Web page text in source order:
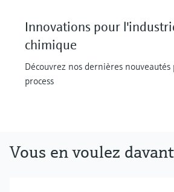
Innovations pour
chimique
Découvrez nos dernières nouveautés
process
Vous en voulez